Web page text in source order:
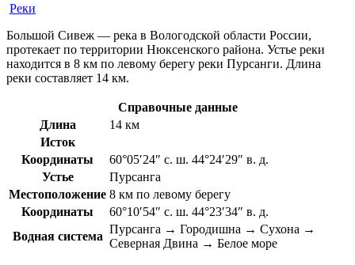
Реки
Большой Сивеж — река в Вологодской области России,
протекает по территории Нюксенского района. Устье реки
находится в 8 км по левому берегу реки Пурсанги. Длина
реки составляет 14 км.
Справочные данные
Длина
14 км
Исток
Координаты
60°05′24″ с. ш. 44°24′29″ в. д.
Устье
Пурсанга
Местоположение 8 км по левому берегу
Координаты
60°10′54″ с. ш. 44°23′34″ в. д.
Водная система
Пурсанга → Городишна → Сухона →
Северная Двина → Белое море